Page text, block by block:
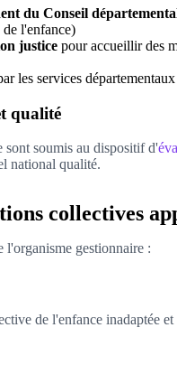
du Conseil
l'enfance)
justice pour accueillir des
les services
qualité
soumis au dispositif d'
national qualité.
collectives
l'organisme gestionnaire :
de l'enfance inadaptée et